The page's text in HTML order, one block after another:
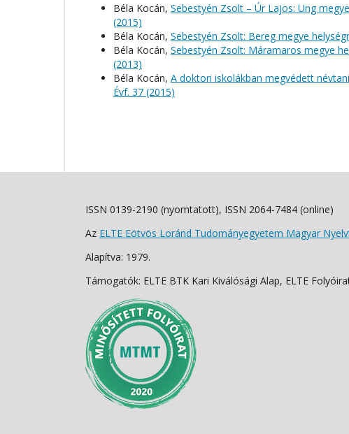
Béla Kocán, Sebestyén Zsolt – Úr Lajos: Ung
(2015)
Béla Kocán, Sebestyén Zsolt: Bereg megye
Béla Kocán, Sebestyén Zsolt: Máramaros megye
(2013)
Béla Kocán, A doktori iskolákban megvédett
Évf. 37 (2015)
ISSN 0139-2190 (nyomtatott), ISSN 2064-7484 (online)
Az ELTE Eötvös Loránd Tudományegyetem Magyar
Alapítva: 1979.
Támogatók: ELTE BTK Kari Kiválósági Alap, ELTE